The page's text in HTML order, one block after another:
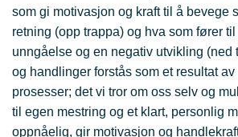
som gi motivasjon og kraft til å bevege
retning (opp trappa) og hva som fører
unngåelse og en negativ utvikling (ned
og handlinger forstås som et resultat
prosesser; det vi tror om oss selv og
til egen mestring og et klart, personlig
oppnåelig, gir motivasjon og